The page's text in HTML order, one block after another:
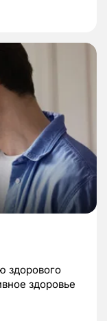
здорового
здоровье